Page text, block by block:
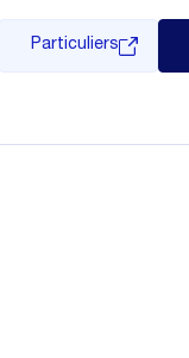
Particuliers